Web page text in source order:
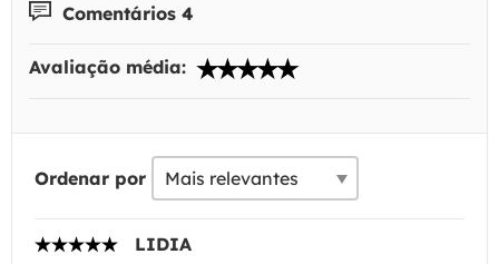
Comentários 4
Avaliação média:
Ordenar por
LIDIA